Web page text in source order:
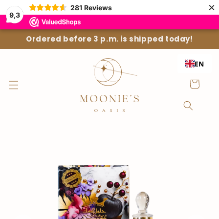
9,3
281 Reviews ×
to the
content
Ordered before 3 p.m. is shipped today!
Shopping
Cart
EN
{{currency}}{{discount}} undefined